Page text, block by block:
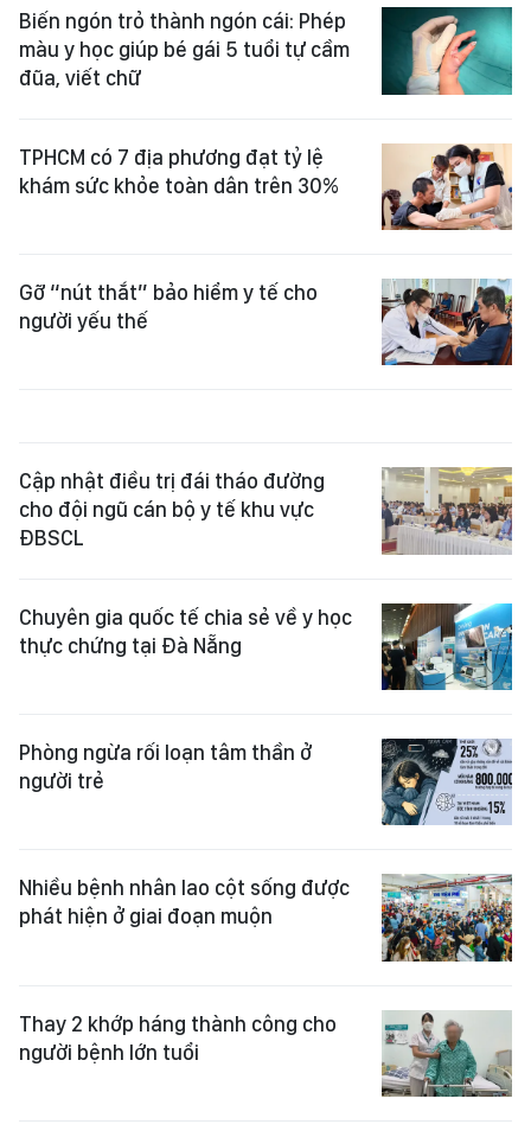
Biến ngón trỏ thành ngón cái: Phép
màu y học giúp bé gái 5 tuổi tự cầm
đũa, viết chữ
TPHCM có 7 địa phương đạt tỷ lệ
khám sức khỏe toàn dân trên 30%
Gỡ “nút thắt” bảo hiểm y tế cho
người yếu thế
Cập nhật điều trị đái tháo đường
cho đội ngũ cán bộ y tế khu vực
ĐBSCL
Chuyên gia quốc tế chia sẻ về y học
thực chứng tại Đà Nẵng
Phòng ngừa rối loạn tâm thần ở
người trẻ
Nhiều bệnh nhân lao cột sống được
phát hiện ở giai đoạn muộn
Thay 2 khớp háng thành công cho
người bệnh lớn tuổi